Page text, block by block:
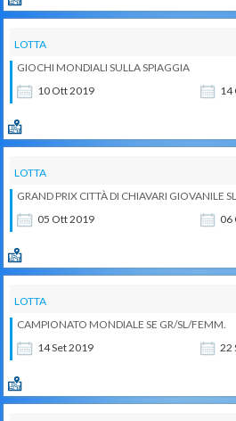
LOTTA
10 Ott2019 14
GIOCHI MONDIALI SULLA SPIAGGIA
LOTTA
05 Ott2019 06
GRAND PRIX CITTÀ DI CHIAVARI GIOVANILE
LOTTA
14Set2019 22
CAMPIONATO MONDIALE SE GR/SL/FEMM.